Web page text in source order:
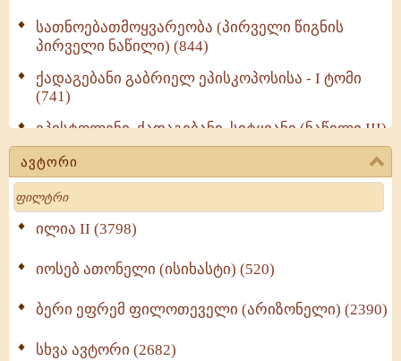
სათნოებათმოყვარეობა (პირველი წიგნის
პირველი ნაწილი) (844)
ქადაგებანი გაბრიელ ეპისკოპოსისა - I ტომი
(741)
ეპისტოლენი, ქადაგებანი, სიტყვანი (ნაწილი III)
(723)
მოძღვრის ძალზე სასარგებლო რჩევები
მრევლისათვის (545)
Wisdomge (514)
ქადაგებანი გაბრიელ ეპისკოპოსისა - II ტომი
სულიერი ცხოვრების სახელმძღვანელო -
ნაწილი II (369)
ავტორი
Search
ილია II (3798)
იოსებ ათონელი (ისიხასტი) (520)
ბერი ეფრემ ფილოთეველი (არიზონელი) (2390)
სხვა ავტორი (2682)